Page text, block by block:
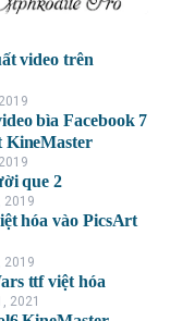
video trên
bìa Facebook 7
KineMaster
que 2
2019
hóa vào PicsArt
2019
ttf việt hóa
2021